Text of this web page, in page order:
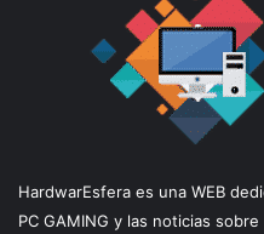
HardwarEsfera es una WEB
PC GAMING y las noticias